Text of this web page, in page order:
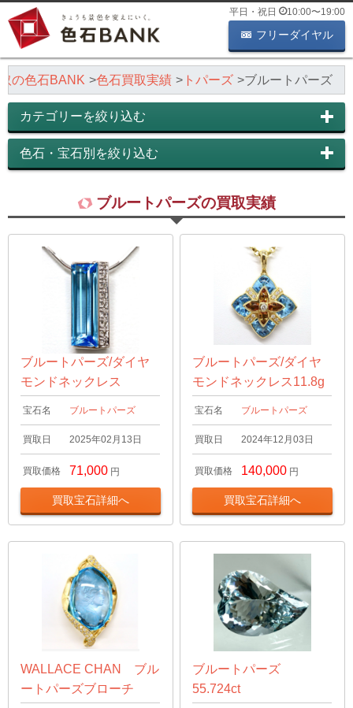
平日・祝日 10:00〜19:00
フリーダイヤル
の色石BANK 色石買取実績 トパーズ ブルートパーズ
カテゴリーを絞り込む
色石・宝石別を絞り込む
ブルートパーズの買取実績
ブルートパーズ/ダイヤ
モンドネックレス
宝石名 ブルートパーズ
買取日 2025年02月13日
買取価格 71,000 円
買取宝石詳細へ
ブルートパーズ/ダイヤ
モンドネックレス11.8g
宝石名 ブルートパーズ
買取日 2024年12月03日
買取価格 140,000 円
買取宝石詳細へ
WALLACE CHAN ブル
ートパーズブローチ
ブルートパーズ
55.724ct